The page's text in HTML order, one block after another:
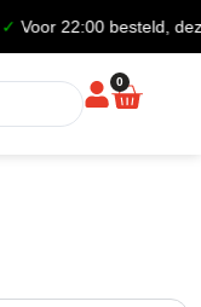
✓Voor 22:00 besteld,
0